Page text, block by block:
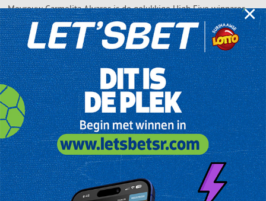
Mevrouw Carmelita Alvares is de gelukkige High Five winnares
van donderdag 28 maart 2013. Zij kocht haar lot bij Lin
Supermarkt gevestigd aan de Latourweg 102. Haar kleinzoon
Melvin Alvares nam de cheque voor haar in ontvangst.
Mevrouw Harriette Groenefelt-Wittenberg is de gelukkige High
×